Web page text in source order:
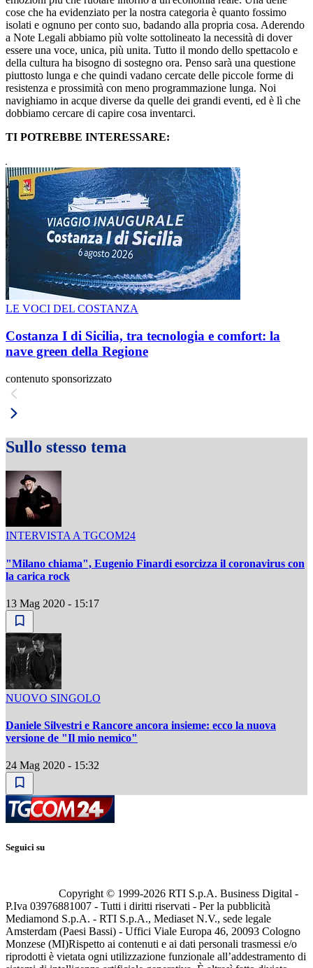
cose che ha evidenziato per la nostra categoria è quanto fossimo
isolati e ognuno per conto suo, badando alla propria cosa. Aderendo
a Note Legali abbiamo più volte sottolineato la necessità di dover
essere una voce, unica, più unita. Tutto il mondo dello spettacolo e
della cultura ha bisogno di sostegno ora. Penso sarà una questione
piuttosto lunga e che quindi vadano cercate delle piccole forme di
resistenza e prossimità con meno programmazione lunga. Noi
navighiamo in acque diverse da quelle dei grandi eventi, ed è lì che
dobbiamo cercare di capire cosa inventarci.
TI POTREBBE INTERESSARE:
LE VOCI DEL COSTANZA
Costanza I di Sicilia, tra tecnologia e comfort: la
nave green della Regione
contenuto sponsorizzato
Sullo stesso tema
INTERVISTA A TGCOM24
"Milano chiama", Eugenio Finardi esorcizza il coronavirus con
la carica rock
13 Mag 2020 - 15:17
NUOVO SINGOLO
Daniele Silvestri e Rancore ancora insieme: ecco la nuova
versione de "Il mio nemico"
24 Mag 2020 - 15:32
Seguici su
Copyright © 1999-2026 RTI S.p.A. Business Digital -
P.Iva 03976881007 - Tutti i diritti riservati - Per la pubblicità
Mediamond S.p.A. - RTI S.p.A., Mediaset N.V., sede legale
Amsterdam (Paesi Bassi) - Uffici Viale Europa 46, 20093 Cologno
Monzese (MI)Rispetto ai contenuti e ai dati personali trasmessi e/o
riprodotti è vietata ogni utilizzazione funzionale all’addestramento di